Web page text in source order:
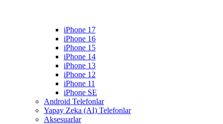
iPhone 17
iPhone 16
iPhone 15
iPhone 14
iPhone 13
iPhone 12
iPhone 11
iPhone SE
Android Telefonlar
Yapay Zeka (AI) Telefonlar
Aksesuarlar